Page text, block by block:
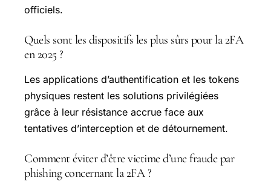
officiels.
Quels sont les dispositifs les plus sûrs pour la 2FA
en 2025 ?
Les applications d’authentification et les tokens
physiques restent les solutions privilégiées
grâce à leur résistance accrue face aux
tentatives d’interception et de détournement.
Comment éviter d’être victime d’une fraude par
phishing concernant la 2FA ?